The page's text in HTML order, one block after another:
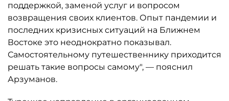
поддержкой, заменой услуг и вопросом
возвращения своих клиентов. Опыт пандемии и
последних кризисных ситуаций на Ближнем
Востоке это неоднократно показывал.
Самостоятельному путешественнику приходится
решать такие вопросы самому", — пояснил
Арзуманов.